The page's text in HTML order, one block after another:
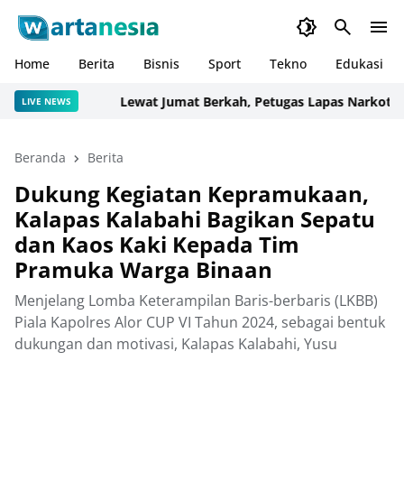
Home Berita Bisnis Sport Tekno Edukasi
LIVE NEWS Lewat Jumat Berkah, Petugas Lapas Narkotika
Beranda Berita
Dukung Kegiatan Kepramukaan,
Kalapas Kalabahi Bagikan Sepatu
dan Kaos Kaki Kepada Tim
Pramuka Warga Binaan
Menjelang Lomba Keterampilan Baris-berbaris (LKBB)
Piala Kapolres Alor CUP VI Tahun 2024, sebagai bentuk
dukungan dan motivasi, Kalapas Kalabahi, Yusu